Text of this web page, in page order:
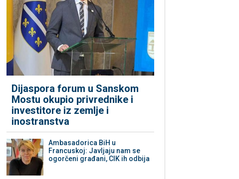
Dijaspora forum u Sanskom
Mostu okupio privrednike i
investitore iz zemlje i
inostranstva
Ambasadorica BiH u
Francuskoj: Javljaju nam se
ogorčeni građani, CIK ih odbija